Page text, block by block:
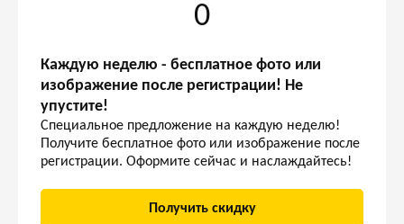
0
Каждую неделю - бесплатное фото или
изображение после регистрации! Не
упустите!
Специальное предложение на каждую неделю!
Получите бесплатное фото или изображение после
регистрации. Оформите сейчас и наслаждайтесь!
Получить скидку